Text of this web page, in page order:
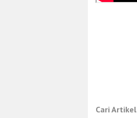
Cari Artikel